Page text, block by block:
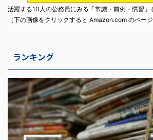
活躍する10人の公務員にみる「常識・前例・慣習」
（下の画像をクリックすると Amazon.com のページ
ランキング